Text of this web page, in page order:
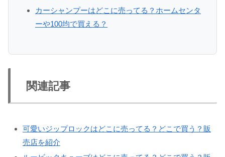
カーシャンプーはどこに売ってる？ホームセンタ
ーや100均で買える？
関連記事
可愛いジップロックはどこに売ってる？どこで買う？販
売店を紹介